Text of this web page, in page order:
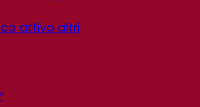
attivo altri